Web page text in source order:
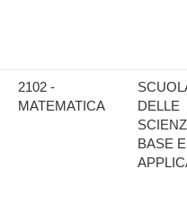
2102 -
MATEMATICA
DELLE
BASE E